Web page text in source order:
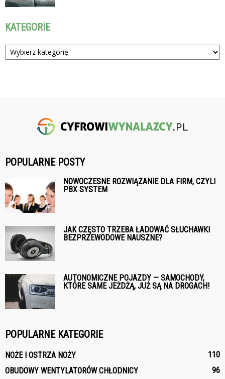
KATEGORIE
Kategorie
POPULARNE POSTY
NOWOCZESNE ROZWIĄZANIE DLA FIRM, CZYLI
PBX SYSTEM
JAK CZĘSTO TRZEBA ŁADOWAĆ SŁUCHAWKI
BEZPRZEWODOWE NAUSZNE?
AUTONOMICZNE POJAZDY — SAMOCHODY,
KTÓRE SAME JEŻDŻĄ, JUŻ SĄ NA DROGACH!
POPULARNE KATEGORIE
NOŻE I OSTRZA NOŻY
110
OBUDOWY WENTYLATORÓW CHŁODNICY
96